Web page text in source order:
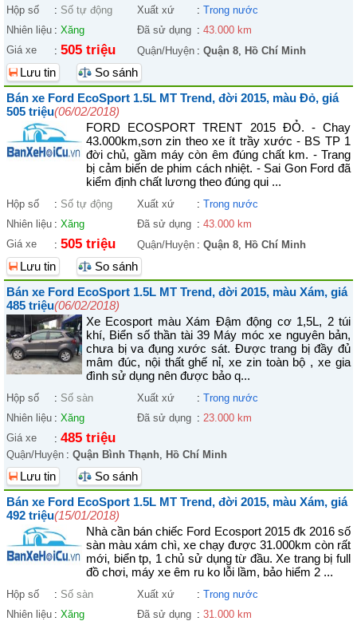
Hộp số : Số tự động Xuất xứ : Trong nước
Nhiên liệu : Xăng Đã sử dụng : 43.000 km
Giá xe
: 505 triệu Quận/Huyện : Quận 8, Hồ Chí Minh
Lưu tin
So sánh
Bán xe Ford EcoSport 1.5L MT Trend, đời 2015, màu Đỏ, giá
505 triệu(06/02/2018)
FORD ECOSPORT TRENT 2015 ĐỎ. - Chay
43.000km,sơn zin theo xe ít trầy xước - BS TP 1
đời chủ, gầm máy còn êm đúng chất km. - Trang
bị cảm biến de phim cách nhiệt. - Sai Gon Ford đã
kiểm định chất lương theo đúng qui ...
Hộp số : Số tự động Xuất xứ : Trong nước
Nhiên liệu : Xăng Đã sử dụng : 43.000 km
Giá xe
: 505 triệu Quận/Huyện : Quận 8, Hồ Chí Minh
Lưu tin
So sánh
Bán xe Ford EcoSport 1.5L MT Trend, đời 2015, màu Xám, giá
485 triệu(06/02/2018)
Xe Ecosport màu Xám Đậm động cơ 1,5L, 2 túi
khí, Biển số thần tài 39 Máy móc xe nguyên bản,
chưa bị va đụng xước sát. Được trang bị đầy đủ
mâm đúc, nội thất ghế nỉ, xe zin toàn bộ , xe gia
đình sử dụng nên được bảo q...
Hộp số : Số sàn Xuất xứ : Trong nước
Nhiên liệu : Xăng Đã sử dụng : 23.000 km
Giá xe
: 485 triệu
Quận/Huyện : Quận Bình Thạnh, Hồ Chí Minh
Lưu tin
So sánh
Bán xe Ford EcoSport 1.5L MT Trend, đời 2015, màu Xám, giá
492 triệu(15/01/2018)
Nhà cần bán chiếc Ford Ecosport 2015 đk 2016 số
sàn màu xám chì, xe chạy được 31.000km còn rất
mới, biển tp, 1 chủ sử dụng từ đầu. Xe trang bị full
đồ chơi, máy xe êm ru ko lỗi lầm, bảo hiểm 2 ...
Hộp số : Số sàn Xuất xứ : Trong nước
Nhiên liệu : Xăng Đã sử dụng : 31.000 km